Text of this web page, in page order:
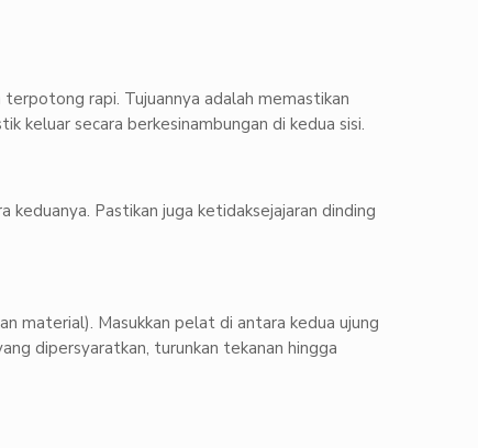
rapi. Tujuannya adalah memastikan
keluar secara berkesinambungan di kedua sisi.
Pastikan juga ketidaksejajaran dinding
material). Masukkan pelat di antara kedua ujung
dipersyaratkan, turunkan tekanan hingga